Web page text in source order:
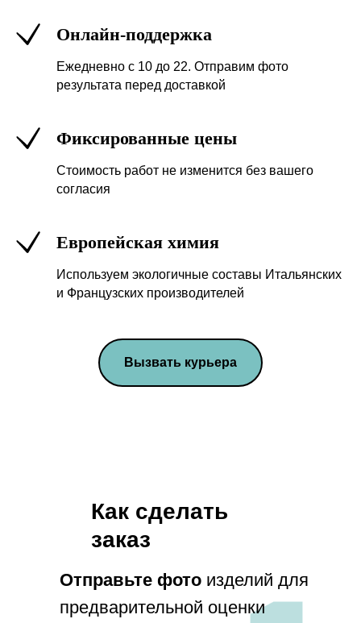
Онлайн-поддержка
Ежедневно с 10 до 22. Отправим фото
результата перед доставкой
Фиксированные цены
Стоимость работ не изменится без вашего
согласия
Европейская химия
Используем экологичные составы Итальянских
и Французских производителей
Вызвать курьера
Как сделать
заказ
Отправьте фото изделий для
предварительной оценки